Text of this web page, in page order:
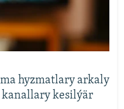
hyzmatlary arkaly
kesilýär